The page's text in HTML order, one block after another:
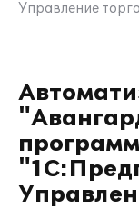
Управление